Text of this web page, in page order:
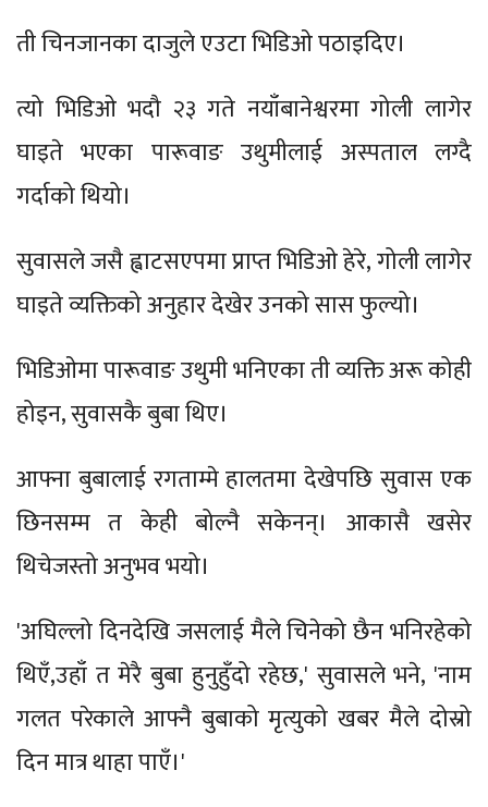
ती चिनजानका दाजुले एउटा भिडिओ पठाइदिए।
त्यो भिडिओ भदौ २३ गते नयाँबानेश्वरमा गोली लागेर
घाइते भएका पारूवाङ उथुमीलाई अस्पताल लग्दै
गर्दाको थियो।
सुवासले जसै ह्वाटसएपमा प्राप्त भिडिओ हेरे, गोली लागेर
घाइते व्यक्तिको अनुहार देखेर उनको सास फुल्यो।
भिडिओमा पारूवाङ उथुमी भनिएका ती व्यक्ति अरू कोही
होइन, सुवासकै बुबा थिए।
आफ्ना बुबालाई रगताम्मे हालतमा देखेपछि सुवास एक
छिनसम्म त केही बोल्नै सकेनन्। आकासै खसेर
थिचेजस्तो अनुभव भयो।
'अघिल्लो दिनदेखि जसलाई मैले चिनेको छैन भनिरहेको
थिएँ,उहाँ त मेरै बुबा हुनुहुँदो रहेछ,' सुवासले भने, 'नाम
गलत परेकाले आफ्नै बुबाको मृत्युको खबर मैले दोस्रो
दिन मात्र थाहा पाएँ।'